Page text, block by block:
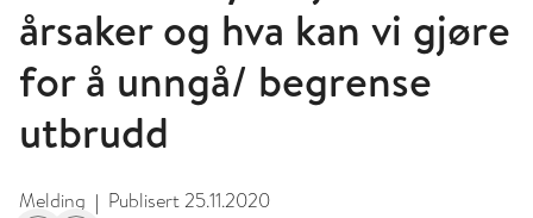
årsaker og hva kan vi gjøre
for å unngå/ begrense
utbrudd
Melding | Publisert25.11.2020